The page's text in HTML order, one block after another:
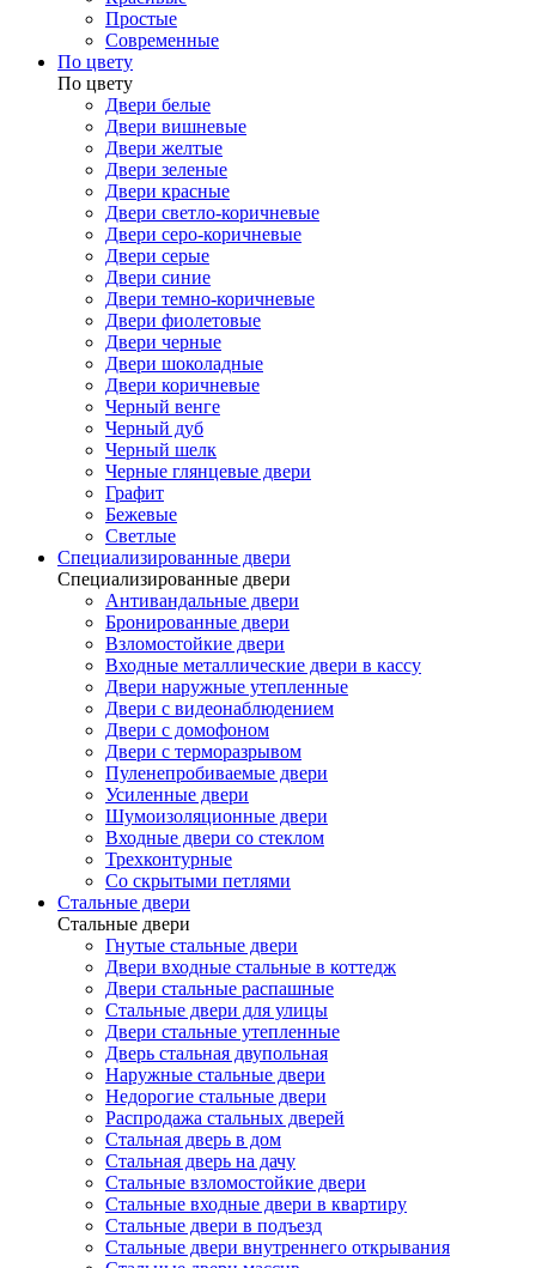
Простые
Современные
По цвету
По цвету
Двери белые
Двери вишневые
Двери желтые
Двери зеленые
Двери красные
Двери светло-коричневые
Двери серо-коричневые
Двери серые
Двери синие
Двери темно-коричневые
Двери фиолетовые
Двери черные
Двери шоколадные
Двери коричневые
Черный венге
Черный дуб
Черный шелк
Черные глянцевые двери
Графит
Бежевые
Светлые
Специализированные двери
Специализированные двери
Антивандальные двери
Бронированные двери
Взломостойкие двери
Входные металлические двери в кассу
Двери наружные утепленные
Двери с видеонаблюдением
Двери с домофоном
Двери с терморазрывом
Пуленепробиваемые двери
Усиленные двери
Шумоизоляционные двери
Входные двери со стеклом
Трехконтурные
Со скрытыми петлями
Стальные двери
Стальные двери
Гнутые стальные двери
Двери входные стальные в коттедж
Двери стальные распашные
Стальные двери для улицы
Двери стальные утепленные
Дверь стальная двупольная
Наружные стальные двери
Недорогие стальные двери
Распродажа стальных дверей
Стальная дверь в дом
Стальная дверь на дачу
Стальные взломостойкие двери
Стальные входные двери в квартиру
Стальные двери в подъезд
Стальные двери внутреннего открывания